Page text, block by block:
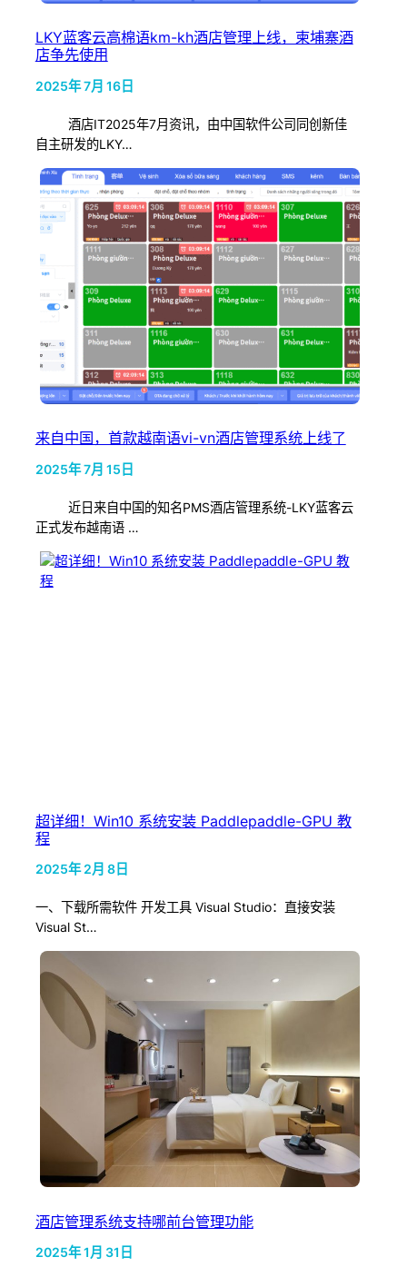
LKY蓝客云高棉语km-kh酒店管理上线，柬埔寨酒
店争先使用
2025年 7月 16日
酒店IT2025年7月资讯，由中国软件公司同创新佳
自主研发的LKY…
来自中国，首款越南语vi-vn酒店管理系统上线了
2025年 7月 15日
近日来自中国的知名PMS酒店管理系统-LKY蓝客云
正式发布越南语 …
超详细！Win10 系统安装 Paddlepaddle-GPU 教
程
2025年 2月 8日
一、下载所需软件 开发工具 Visual Studio：直接安装
Visual St…
酒店管理系统支持哪前台管理功能
2025年 1月 31日